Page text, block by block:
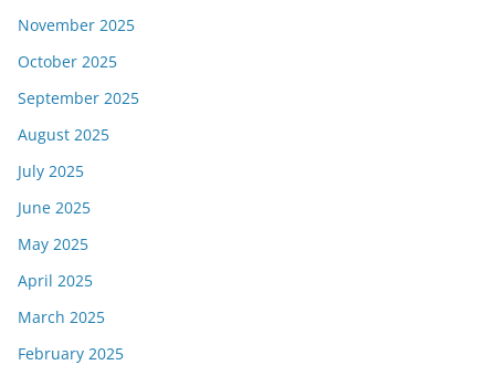
November 2025
October 2025
September 2025
August 2025
July 2025
June 2025
May 2025
April 2025
March 2025
February 2025